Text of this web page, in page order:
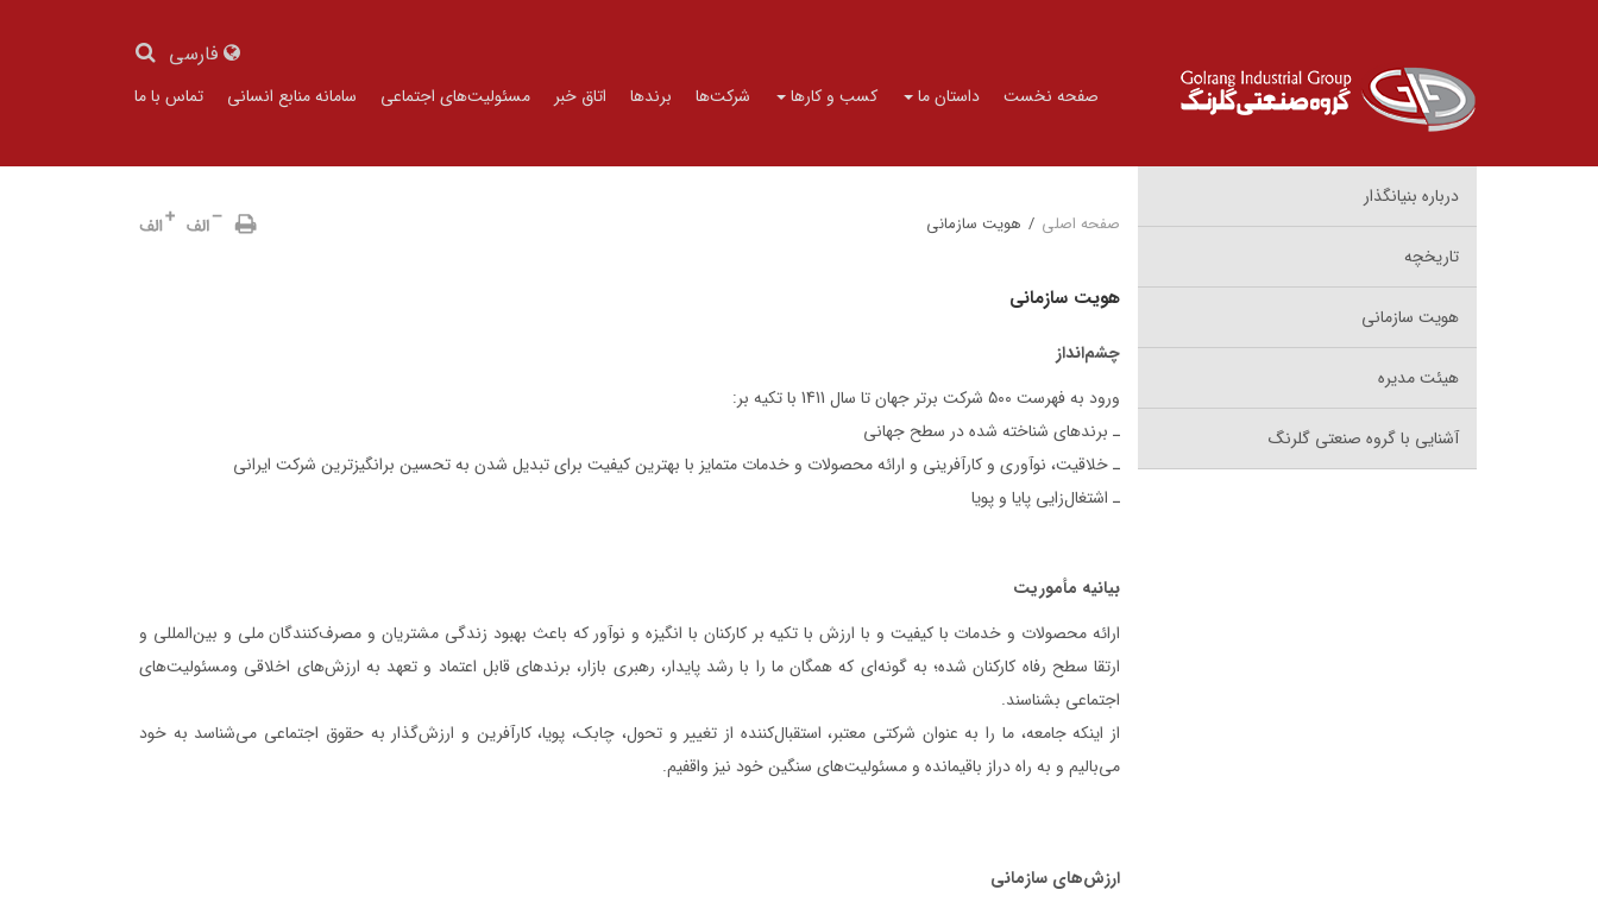
فارسی
صفحه نخست داستان ما کسب و کارها شرکت‌ها برندها اتاق خبر مسئولیت‌های اجتماعی سامانه منابع انسانی تماس با ما
درباره بنیانگذار
تاریخچه
هویت سازمانی
هیئت مدیره
آشنایی با گروه صنعتی گلرنگ
صفحه اصلی / هویت سازمانی
هویت سازمانی
چشم‌انداز
ورود به فهرست ۵۰۰ شرکت برتر جهان تا سال 1411 با تکیه بر:
ـ برندهای شناخته شده در سطح جهانی
ـ خلاقیت، نوآوری و کارآفرینی و ارائه محصولات و خدمات متمایز با بهترین کیفیت برای تبدیل شدن به تحسین برانگیزترین شرکت ایرانی
ـ اشتغال‌زایی پایا و پویا
بیانیه مأموریت
ارائه محصولات و خدمات با کيفيت و با ارزش با تکيه بر کارکنان با انگيزه و نوآور که باعث بهبود زندگی مشتريان و مصرف‌کنندگان ملی و بين‌المللی و
ارتقا سطح رفاه کارکنان شده؛ به گونه‌ای که همگان ما را با رشد پايدار، رهبری بازار، برندهای قابل اعتماد و تعهد به ارزش‌های اخلاقی ومسئولیت‌های
اجتماعی بشناسند.
از اينکه جامعه، ما را به‌ عنوان شرکتی معتبر، استقبال‌کننده از تغيير و تحول، چابک، پويا، کارآفرين و ارزش‌گذار به حقوق اجتماعی می‌شناسد به ‌خود
می‌باليم و به راه دراز باقيمانده و مسئوليت‌های سنگين خود نيز واقفيم.
ارزش‌های سازمانی